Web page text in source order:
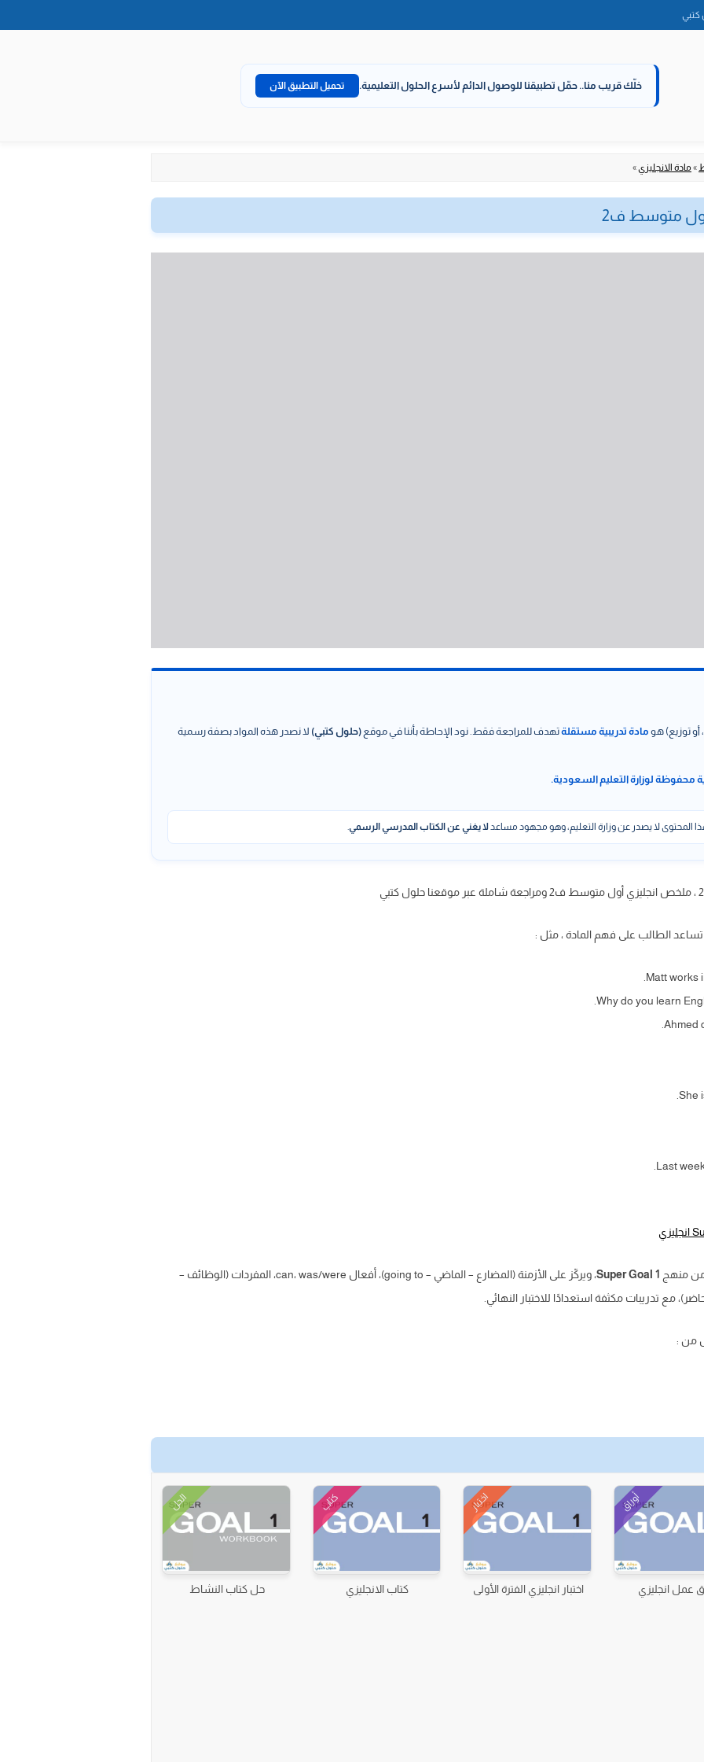
كتبي
خلّك قريب منا.. حمّل تطبيقنا للوصول الدائم لأسرع الحلول التعليمية. تحميل التطبيق الآن
» مادة الانجليزي»
أو توزيع) هو مادة تدريبية مستقلةتهدف للمراجعة فقط. نود الإحاطة بأننا في موقع (حلول كتبي) لا نصدر هذه المواد بصفة رسمية
محفوظة لوزارة التعليم السعودية.
المحتوى لا يصدر عن وزارة التعليم، وهو مجهود مساعدلا يغني عن الكتاب المدرسي الرسمي.
الطالب على فهم المادة ، مثل :
Matt works
Why do you learn
Ahmed
She
Last
Super Goal 1
، ويركّز على الأزمنة (المضارع – الماضي – going to)، أفعال can، was/were، المفردات (الوظائف –
مع تدريبات مكثفة استعدادًا للاختبار النهائي.
من :
أوراق
عمل انجليزي
اختبار
اختبار انجليزي الفترة الأولى
كتاب
كتاب الانجليزي
الحل
حل كتاب النشاط